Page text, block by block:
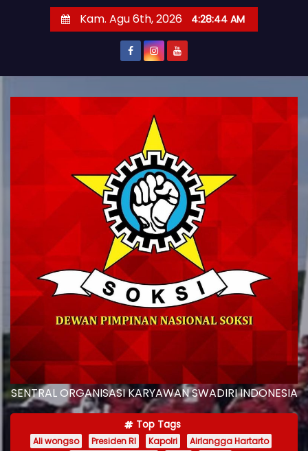
Kam. Agu 6th, 2026 4:28:45 AM
SENTRAL ORGANISASI KARYAWAN SWADIRI INDONESIA
Top Tags
Ali wongso Presiden RI Kapolri
Airlangga Hartarto